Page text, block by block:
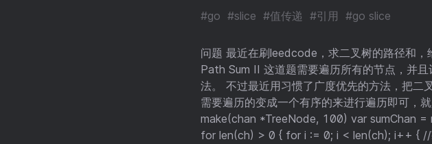
#go #slice #值传递 #引用 #go slice
问题 最近在刷leedcode，求二叉树的路径和
Path Sum II 这道题需要遍历所有的节点，并
法。 不过最近用习惯了广度优先的方法，把二
需要遍历的变成一个有序的来进行遍历即可
make(chan *TreeNode, 100) var sumChan
for len(ch) > 0 { for i := 0; i < len(ch); i++ { //